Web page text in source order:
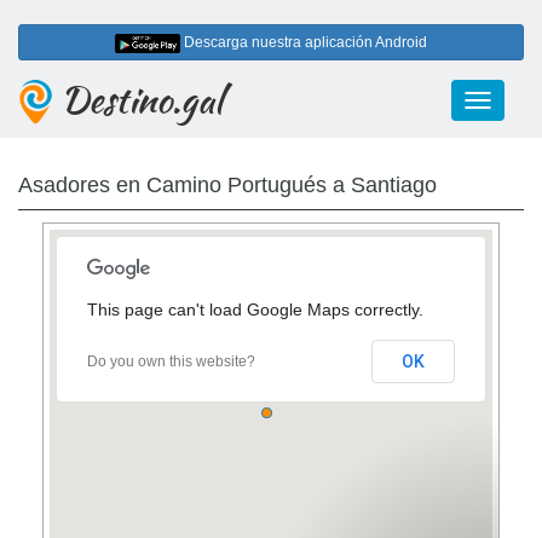
Descarga nuestra aplicación Android
Toggle
Destino.gal
Asadores en Camino Portugués a Santiago
This page can't load Google Maps correctly.
Do you own this website? OK